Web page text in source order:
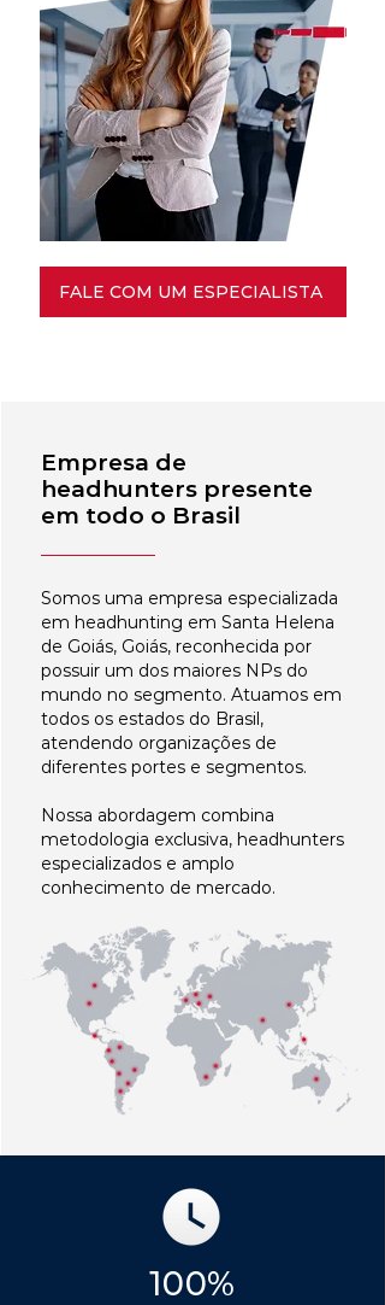
FALE COM UM ESPECIALISTA
Empresa de
headhunters presente
em todo o Brasil
Somos uma empresa especializada
em headhunting em Santa Helena
de Goiás, Goiás, reconhecida por
possuir um dos maiores NPs do
mundo no segmento. Atuamos em
todos os estados do Brasil,
atendendo organizações de
diferentes portes e segmentos.
Nossa abordagem combina
metodologia exclusiva, headhunters
especializados e amplo
conhecimento de mercado.
100%